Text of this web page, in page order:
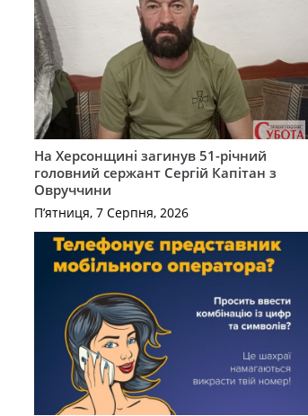
На Херсонщині загинув 51-річний
головний сержант Сергій Капітан з
Овруччини
П’ятниця, 7 Серпня, 2026